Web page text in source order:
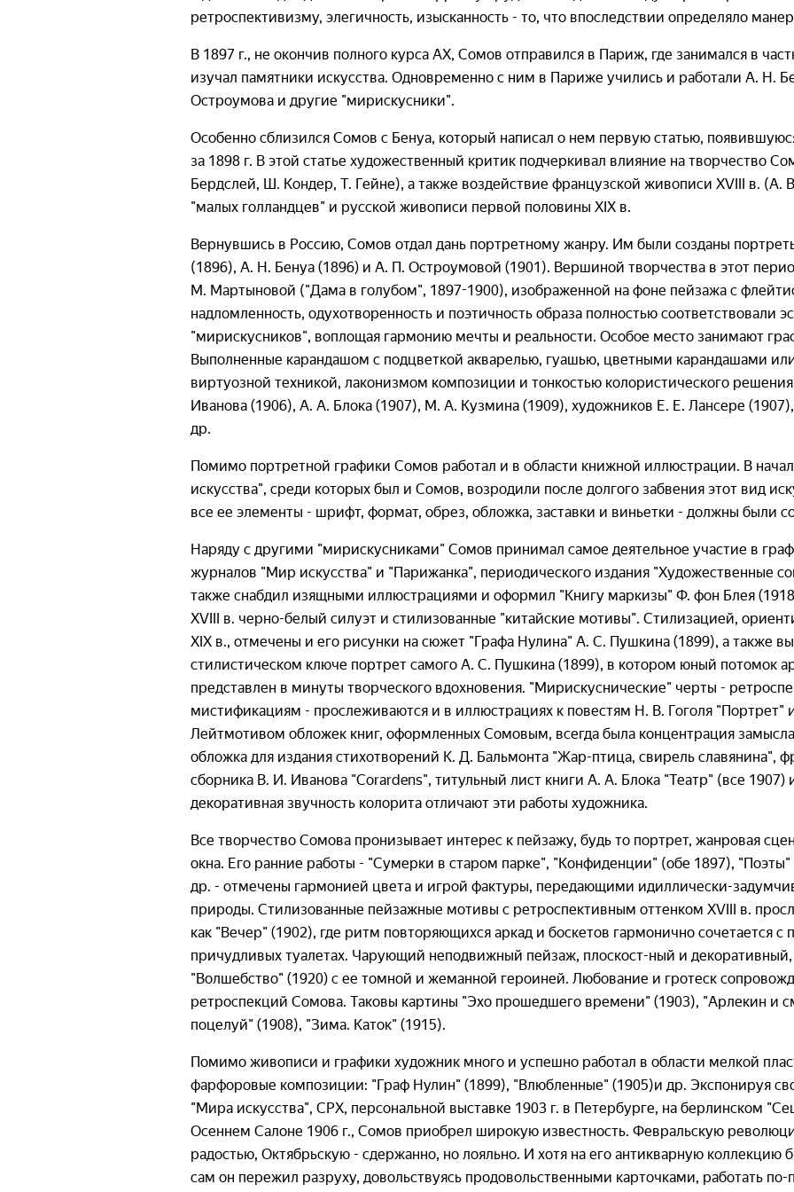
ретроспективизму, элегичность, изысканность - то, что впоследствии определяло
В 1897 г., не окончив полного курса АХ, Сомов отправился в Париж, где занимался в
изучал памятники искусства. Одновременно с ним в Париже учились и работали А. Н.
Остроумова и другие "мирискусники".
Особенно сблизился Сомов с Бенуа, который написал о нем первую статью,
за 1898 г. В этой статье художественный критик подчеркивал влияние на творчество
Бердслей, Ш. Кондер, Т. Гейне), а также воздействие французской живописи XVIII в. (А.
"малых голландцев" и русской живописи первой половины XIX в.
Вернувшись в Россию, Сомов отдал дань портретному жанру. Им были созданы
(1896), А. Н. Бенуа (1896) и А. П. Остроумовой (1901). Вершиной творчества в этот
М. Мартыновой ("Дама в голубом", 1897-1900), изображенной на фоне пейзажа с
надломленность, одухотворенность и поэтичность образа полностью соответствовали
"мирискусников", воплощая гармонию мечты и реальности. Особое место занимают
Выполненные карандашом с подцветкой акварелью, гуашью, цветными карандашами
виртуозной техникой, лаконизмом композиции и тонкостью колористического
Иванова (1906), А. А. Блока (1907), М. А. Кузмина (1909), художников Е. Е. Лансере
др.
Помимо портретной графики Сомов работал и в области книжной иллюстрации. В
искусства", среди которых был и Сомов, возродили после долгого забвения этот вид
все ее элементы - шрифт, формат, обрез, обложка, заставки и виньетки - должны были
Наряду с другими "мирискусниками" Сомов принимал самое деятельное участие в
журналов "Мир искусства" и "Парижанка", периодического издания "Художественные
также снабдил изящными иллюстрациями и оформил "Книгу маркизы" Ф. фон Блея
XVIII в. черно-белый силуэт и стилизованные "китайские мотивы". Стилизацией,
XIX в., отмечены и его рисунки на сюжет "Графа Нулина" А. С. Пушкина (1899), а также
стилистическом ключе портрет самого А. С. Пушкина (1899), в котором юный потомок
представлен в минуты творческого вдохновения. "Мирискуснические" черты -
мистификациям - прослеживаются и в иллюстрациях к повестям Н. В. Гоголя "Портрет"
Лейтмотивом обложек книг, оформленных Сомовым, всегда была концентрация
обложка для издания стихотворений К. Д. Бальмонта "Жар-птица, свирель славянина",
сборника В. И. Иванова "Corardens", титульный лист книги А. А. Блока "Театр" (все
декоративная звучность колорита отличают эти работы художника.
Все творчество Сомова пронизывает интерес к пейзажу, будь то портрет, жанровая
окна. Его ранние работы - "Сумерки в старом парке", "Конфиденции" (обе 1897),
др. - отмечены гармонией цвета и игрой фактуры, передающими идиллически-
природы. Стилизованные пейзажные мотивы с ретроспективным оттенком XVIII в.
как "Вечер" (1902), где ритм повторяющихся аркад и боскетов гармонично сочетается
причудливых туалетах. Чарующий неподвижный пейзаж, плоскост-ный и декоративный,
"Волшебство" (1920) с ее томной и жеманной героиней. Любование и гротеск
ретроспекций Сомова. Таковы картины "Эхо прошедшего времени" (1903), "Арлекин и
поцелуй" (1908), "Зима. Каток" (1915).
Помимо живописи и графики художник много и успешно работал в области мелкой
фарфоровые композиции: "Граф Нулин" (1899), "Влюбленные" (1905)и др. Экспонируя
"Мира искусства", СРХ, персональной выставке 1903 г. в Петербурге, на берлинском
Осеннем Салоне 1906 г., Сомов приобрел широкую известность. Февральскую
радостью, Октябрьскую - сдержанно, но лояльно. И хотя на его антикварную коллекцию
сам он пережил разруху, довольствуясь продовольственными карточками, работать